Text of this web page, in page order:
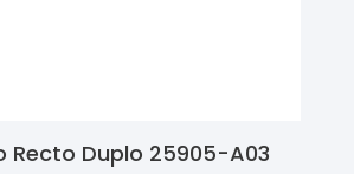
Recto Duplo 25905-A03